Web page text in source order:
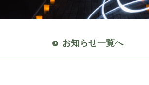
お知らせ一覧へ